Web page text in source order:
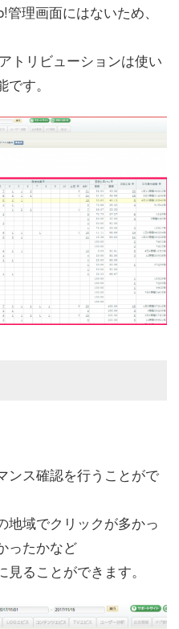
理画面にはないため、
トリビューションは使い
す。
ンス確認を行うことがで
地域でクリックが多かっ
ったかなど
ることができます。